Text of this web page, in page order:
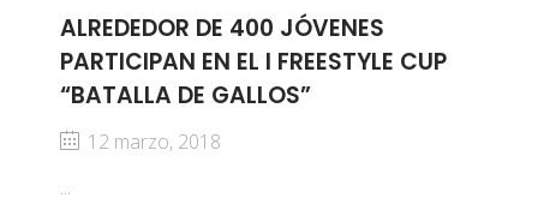
ALREDEDOR DE 400 JÓVENES
PARTICIPAN EN EL I FREESTYLE CUP
“BATALLA DE GALLOS”
12 marzo, 2018
...